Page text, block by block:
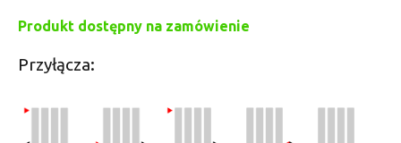
Produkt dostępny na zamówienie
Przyłącza: